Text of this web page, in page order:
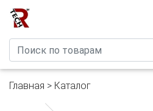
Главная > Каталог